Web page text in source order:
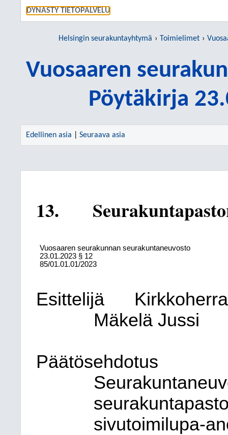
DYNASTY TIETOPALVELU
Helsingin seurakuntayhtymä Toimielimet
Vuosaaren
Pöytäkirja
Edellinen asia Seuraava asia
13.
Vuosaaren seurakunnan seurakuntaneuvosto
23.01.2023 § 12
85/01.01.01/2023
Esittelijä
Mäkelä Jussi
Päätösehdotus
sivutoimilupa-